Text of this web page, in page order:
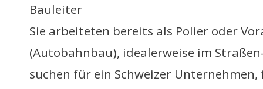
Bauleiter
Sie arbeiteten bereits als Polier oder
(Autobahnbau), idealerweise im
suchen für ein Schweizer